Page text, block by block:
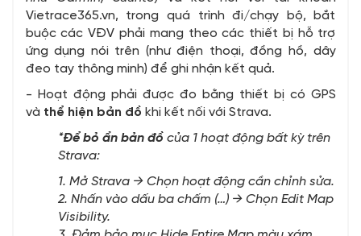
Vietrace365.vn, trong quá trình đi/chạy bộ, bắt
buộc các VĐV phải mang theo các thiết bị hỗ trợ
ứng dụng nói trên (như điện thoại, đồng hồ, dây
đeo tay thông minh) để ghi nhận kết quả.
- Hoạt động phải được đo bằng thiết bị có GPS
và thể hiện bản đồ khi kết nối với Strava.
*Để bỏ ẩn bản đồ của 1 hoạt động bất kỳ trên
Strava:
1. Mở Strava → Chọn hoạt động cần chỉnh sửa.
2. Nhấn vào dấu ba chấm (…) → Chọn Edit Map
Visibility.